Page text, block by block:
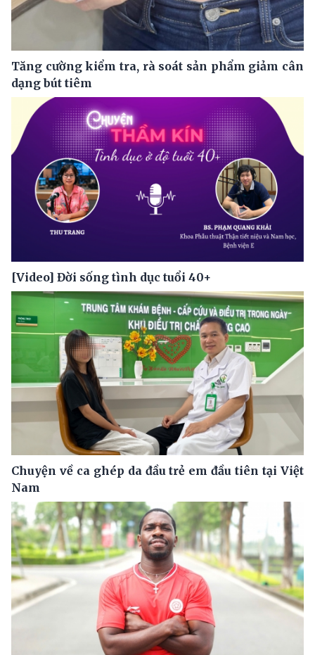
Tăng cường kiểm tra, rà soát sản phẩm giảm cân
dạng bút tiêm
[Video] Đời sống tình dục tuổi 40+
Chuyện về ca ghép da đầu trẻ em đầu tiên tại Việt
Nam